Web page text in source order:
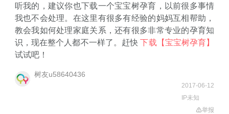
听我的，建议你也下载一个宝宝树孕育，以前很多事情
我也不会处理。在这里有很多有经验的妈妈互相帮助，
教会我如何处理家庭关系，还有很多非常专业的孕育知
识，现在整个人都不一样了。赶快下载【宝宝树孕育】
试试吧！
树友u58640436
2017-06-12
IP未知
举报